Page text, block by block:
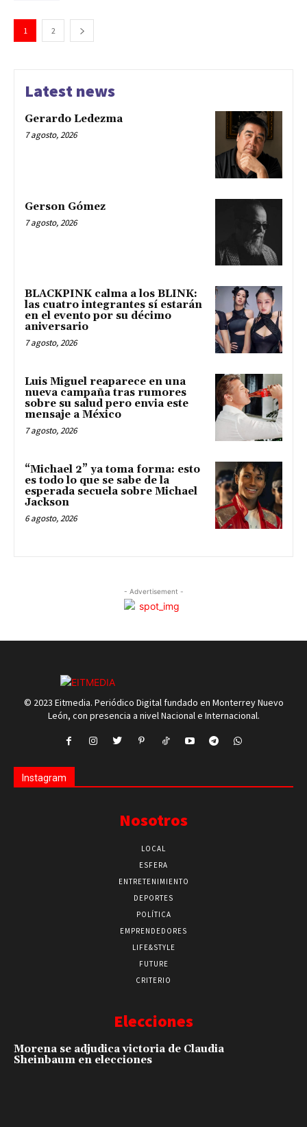
1 2
Latest news
Gerardo Ledezma
7 agosto, 2026
Gerson Gómez
7 agosto, 2026
BLACKPINK calma a los BLINK:
las cuatro integrantes sí estarán
en el evento por su décimo
aniversario
7 agosto, 2026
Luis Miguel reaparece en una
nueva campaña tras rumores
sobre su salud pero envia este
mensaje a México
7 agosto, 2026
“Michael 2” ya toma forma: esto
es todo lo que se sabe de la
esperada secuela sobre Michael
Jackson
6 agosto, 2026
- Advertisement -
© 2023 Eitmedia. Periódico Digital fundado en Monterrey Nuevo
León, con presencia a nivel Nacional e Internacional.
Instagram
Nosotros
LOCAL
ESFERA
ENTRETENIMIENTO
DEPORTES
POLÍTICA
EMPRENDEDORES
LIFE&STYLE
FUTURE
CRITERIO
Elecciones
Morena se adjudica victoria de Claudia
Sheinbaum en elecciones